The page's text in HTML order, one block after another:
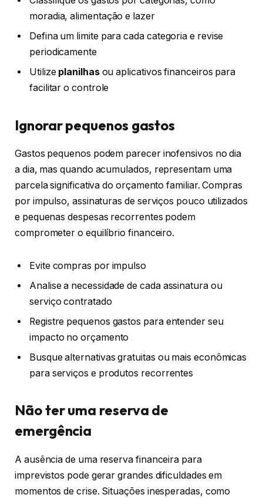
moradia, alimentação e lazer
Defina um limite para cada categoria e revise
periodicamente
Utilize planilhas ou aplicativos financeiros para
facilitar o controle
Ignorar pequenos gastos
Gastos pequenos podem parecer inofensivos no dia
a dia, mas quando acumulados, representam uma
parcela significativa do orçamento familiar. Compras
por impulso, assinaturas de serviços pouco utilizados
e pequenas despesas recorrentes podem
comprometer o equilíbrio financeiro.
Evite compras por impulso
Analise a necessidade de cada assinatura ou
serviço contratado
Registre pequenos gastos para entender seu
impacto no orçamento
Busque alternativas gratuitas ou mais econômicas
para serviços e produtos recorrentes
Não ter uma reserva de
emergência
A ausência de uma reserva financeira para
imprevistos pode gerar grandes dificuldades em
momentos de crise. Situações inesperadas, como